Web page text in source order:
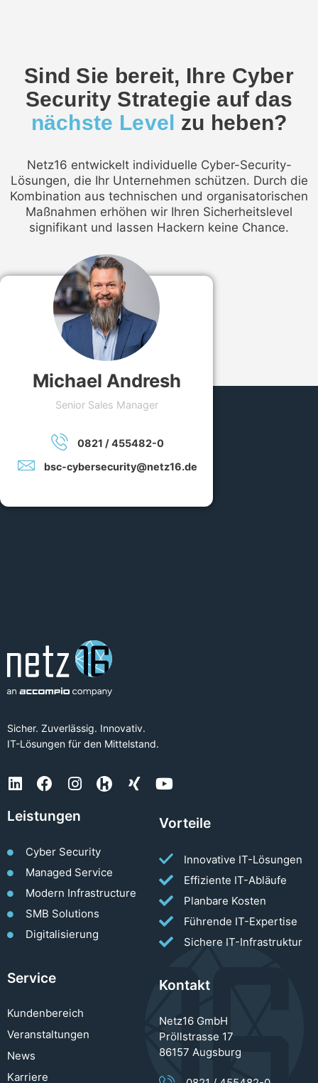
Sind Sie bereit, Ihre Cyber
Security Strategie auf das
nächste Level zu heben?
Netz16 entwickelt individuelle Cyber-Security-
Lösungen, die Ihr Unternehmen schützen. Durch die
Kombination aus technischen und organisatorischen
Maßnahmen erhöhen wir Ihren Sicherheitslevel
signifikant und lassen Hackern keine Chance.
Michael Andresh
Senior Sales Manager
0821 / 455482-0
bsc-cybersecurity@netz16.de
Sicher. Zuverlässig. Innovativ.
IT-Lösungen für den Mittelstand.
Leistungen
Cyber Security
Managed Service
Modern Infrastructure
SMB Solutions
Digitalisierung
Vorteile
Innovative IT-Lösungen
Effiziente IT-Abläufe
Planbare Kosten
Führende IT-Expertise
Sichere IT-Infrastruktur
Service
Kundenbereich
Veranstaltungen
News
Karriere
Kontakt
Netz16 GmbH
Pröllstrasse 17
86157 Augsburg